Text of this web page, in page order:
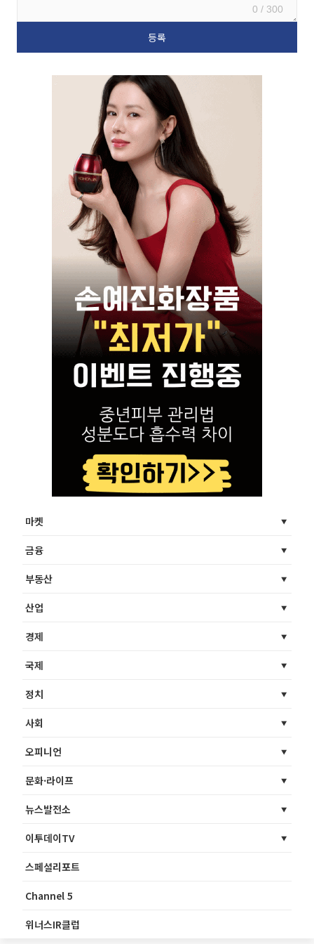
0 / 300
마켓
금융
부동산
산업
경제
국제
정치
사회
오피니언
문화·라이프
뉴스발전소
이투데이TV
스페셜리포트
Channel 5
위너스IR클럽